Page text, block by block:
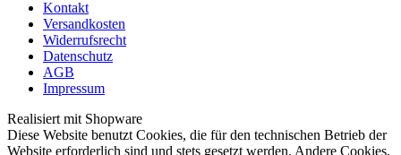
Kontakt
Versandkosten
Widerrufsrecht
Datenschutz
AGB
Impressum
Realisiert mit Shopware
Diese Website benutzt Cookies, die für den technischen Betrieb der
Website erforderlich sind und stets gesetzt werden. Andere Cookies,